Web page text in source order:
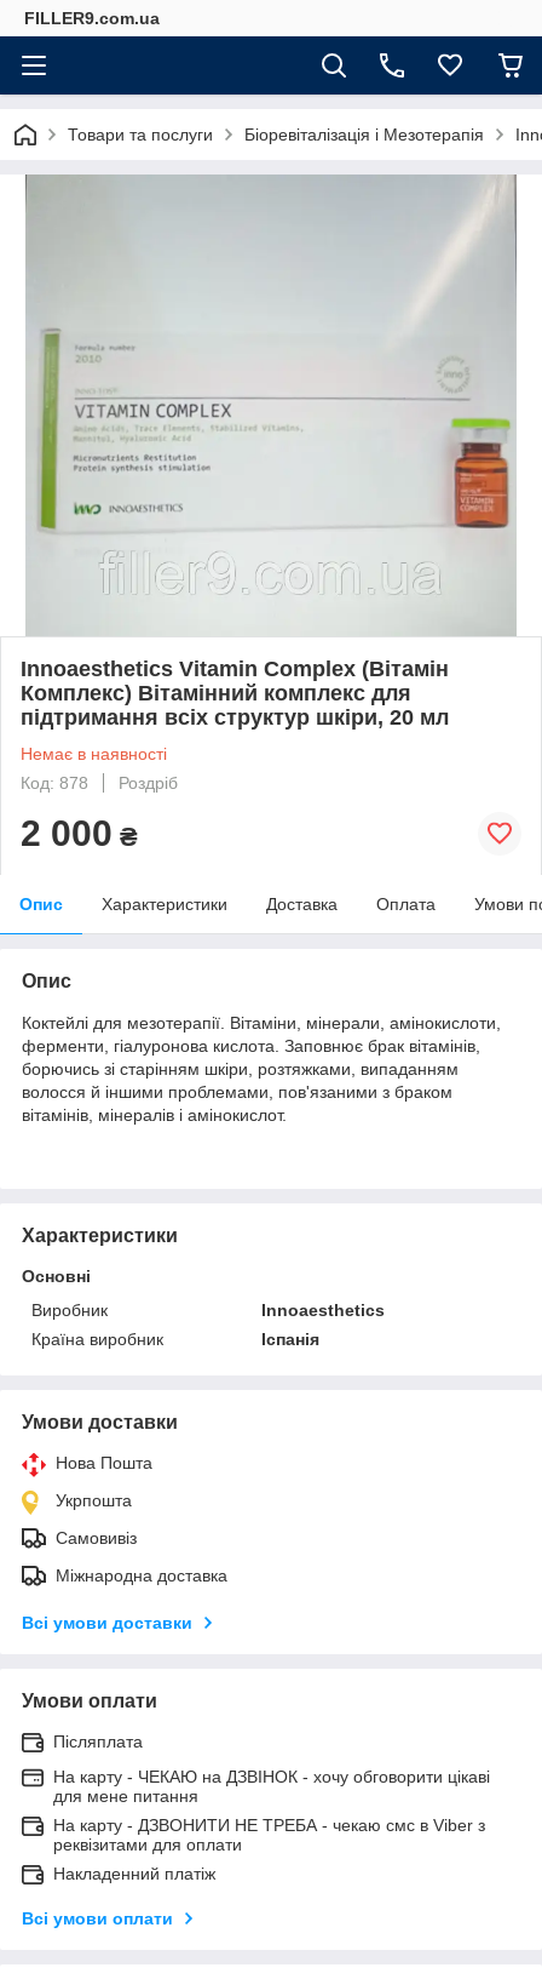
FILLER9.com.ua
Товари та послуги Біоревіталізація і Мезотерапія
Innoaesthetics Vitamin Complex (Вітамін
Комплекс) Вітамінний комплекс для
підтримання всіх структур шкіри, 20 мл
Немає в наявності
Код: 878
Роздріб
2 000 ₴
Опис Характеристики Доставка Оплата Умови
Опис
Коктейлі для мезотерапії. Вітаміни, мінерали, амінокислоти,
ферменти, гіалуронова кислота. Заповнює брак вітамінів,
борючись зі старінням шкіри, розтяжками, випаданням
волосся й іншими проблемами, пов'язаними з браком
вітамінів, мінералів і амінокислот.
Характеристики
Основні
Виробник
Innoaesthetics
Країна виробник
Іспанія
Умови доставки
Нова Пошта
Укрпошта
Самовивіз
Міжнародна доставка
Всі умови доставки
Умови оплати
Післяплата
На карту - ЧЕКАЮ на ДЗВІНОК - хочу обговорити цікаві
для мене питання
На карту - ДЗВОНИТИ НЕ ТРЕБА - чекаю смс в Viber з
реквізитами для оплати
Накладенний платіж
Всі умови оплати